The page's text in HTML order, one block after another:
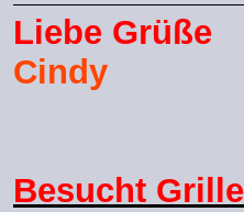
Liebe Grüße
Cindy
Besucht